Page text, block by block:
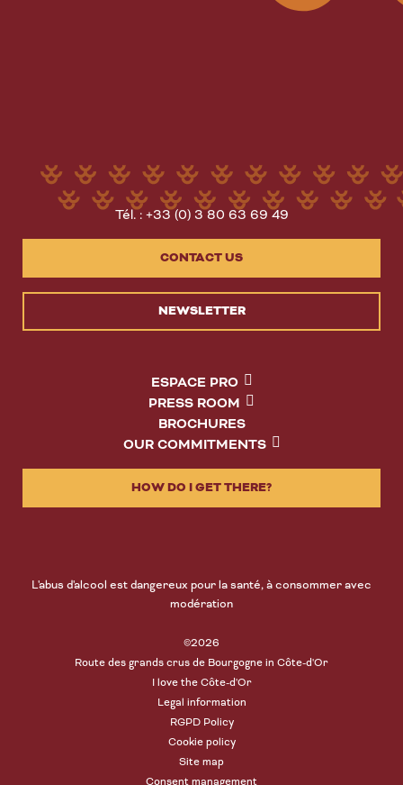
Tél. : +33 (0) 3 80 63 69 49
CONTACT US
NEWSLETTER
ESPACE PRO
PRESS ROOM
BROCHURES
OUR COMMITMENTS
HOW DO I GET THERE?
L'abus d'alcool est dangereux pour la santé, à consommer avec
modération
©2026
Route des grands crus de Bourgogne in Côte-d'Or
I love the Côte-d'Or
Legal information
RGPD Policy
Cookie policy
Site map
Consent management